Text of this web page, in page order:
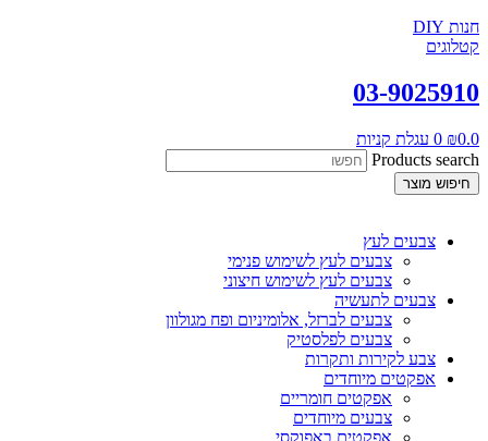
חנות DIY
קטלוגים
03-9025910
₪0.0
0 עגלת קניות
Products search
חיפוש מוצר
צבעים לעץ
צבעים לעץ לשימוש פנימי
צבעים לעץ לשימוש חיצוני
צבעים לתעשיה
צבעים לברזל, אלומיניום ופח מגולוון
צבעים לפלסטיק
צבע לקירות ותקרות
אפקטים מיוחדים
אפקטים חומריים
צבעים מיוחדים
אפקטים באפוקסי